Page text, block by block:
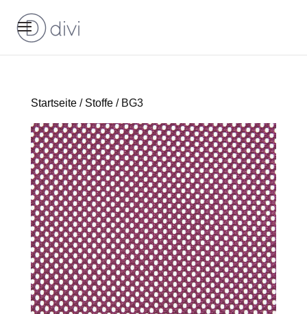
Startseite/ Stoffe/ BG3